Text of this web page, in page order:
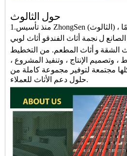
حول الثالوث
1.منذ تأسيس ZhongSen (الثالوث) ، حتى الآن أكثر من 20 عامًا
الصانع ل نجمة أثاث الفندقو أثاث لوبي
الشقة و أثاث المطعم. من التخطيط
، وتصميم الإنتاج ، وتنفيذ المشروع ،
مجتمعة لتوفير مجموعة كاملة من
حلول دعم الأثاث للعملاء.